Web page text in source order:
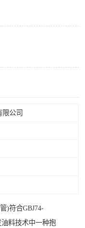
公司
)符合GBJ74-
料技术中一种抱